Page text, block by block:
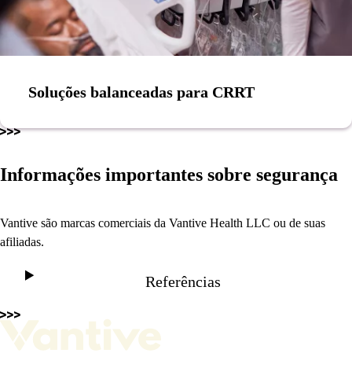
Soluções balanceadas para CRRT
Informações importantes sobre segurança
Vantive são marcas comerciais da Vantive Health LLC ou de suas
afiliadas.
Referências